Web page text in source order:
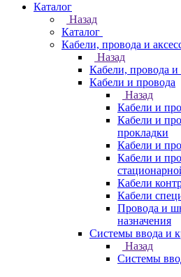
Каталог
Назад
Каталог
Кабели, провода и
Назад
Кабели, провода и
Кабели и провода
Назад
Кабели и
Кабели и
прокладки
Кабели и
Кабели и
Кабели
Кабели
Провода и
назначения
Системы ввода и
Назад
Системы